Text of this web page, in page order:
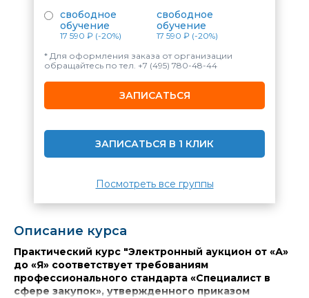
свободное
обучение
17 590 ₽ (-20%)
свободное
обучение
17 590 ₽ (-20%)
* Для оформления заказа от организации
обращайтесь по тел. +7 (495) 780-48-44
ЗАПИСАТЬСЯ
ЗАПИСАТЬСЯ В 1 КЛИК
Посмотреть все группы
Описание курса
Практический курс "Электронный аукцион от «А»
до «Я» соответствует требованиям
профессионального стандарта «Специалист в
сфере закупок», утвержденного приказом